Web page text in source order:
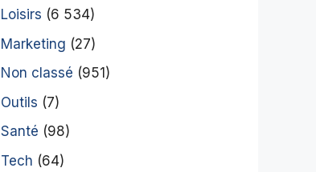
Loisirs (6 534)
Marketing (27)
Non classé (951)
Outils (7)
Santé (98)
Tech (64)